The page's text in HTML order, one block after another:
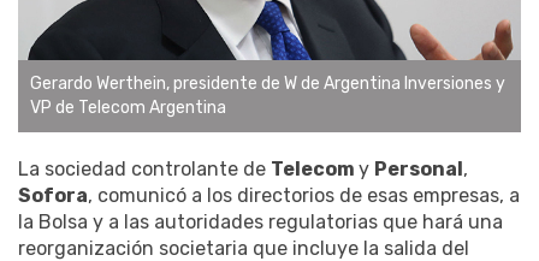
Gerardo Werthein, presidente de W de Argentina Inversiones y
VP de Telecom Argentina
La sociedad controlante de Telecom y Personal,
Sofora, comunicó a los directorios de esas empresas, a
la Bolsa y a las autoridades regulatorias que hará una
reorganización societaria que incluye la salida del